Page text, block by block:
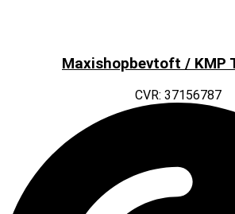
Maxishopbevtoft / KMP
CVR: 37156787